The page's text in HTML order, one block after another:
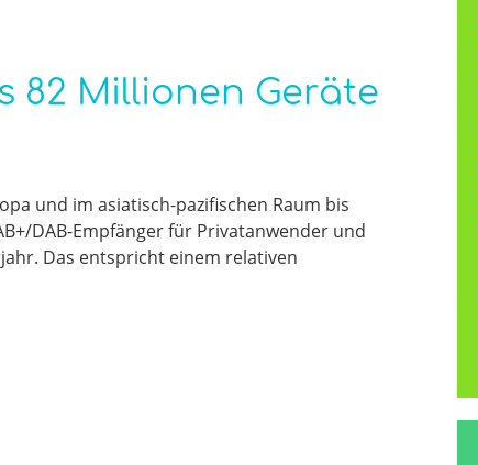
82 Millionen Geräte
und im asiatisch-pazifischen Raum bis
DAB-Empfänger für Privatanwender und
Das entspricht einem relativen